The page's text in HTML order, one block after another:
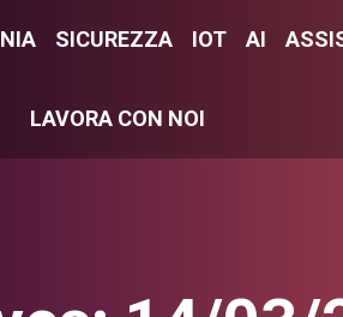
SICUREZZA IOT AI
LAVORA CON NOI
SICUREZZA IOT AI
LAVORA CON NOI